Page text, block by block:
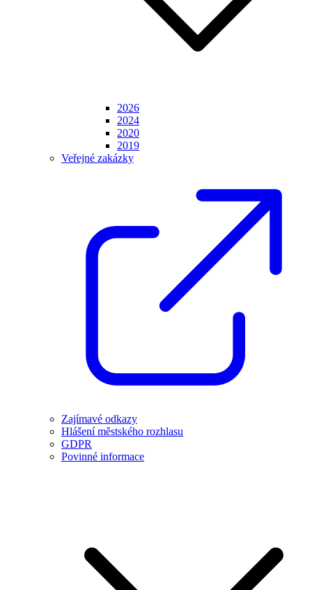
2026
2024
2020
2019
Veřejné zakázky
Zajímavé odkazy
Hlášení městského rozhlasu
GDPR
Povinné informace